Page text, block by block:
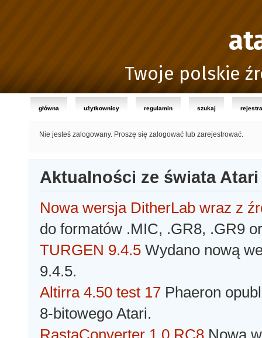
Twoje polskie
główna użytkownicy regulamin szukaj
Nie jesteś zalogowany. Proszę się zalogować lub zarejestrować.
Aktualności ze świata Atari
Nowa wersja DitherLab wraz z
do formatów .MIC, .GR8, .GR9
TURGEN 9.4.5 Wydano nową
9.4.5.
Altirra 4.50 test 17 Phaeron
8-bitowego Atari.